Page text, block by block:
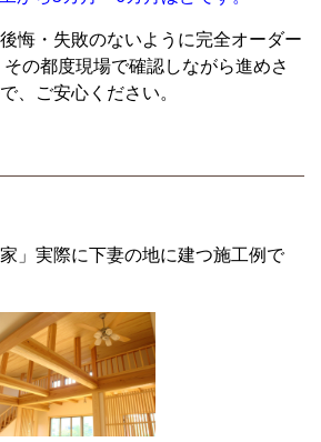
悔・失敗のないように完全オーダー
の都度現場で確認しながら進めさ
、ご安心ください。
」実際に下妻の地に建つ施工例で